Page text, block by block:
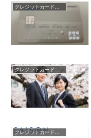
クレジットカード申込